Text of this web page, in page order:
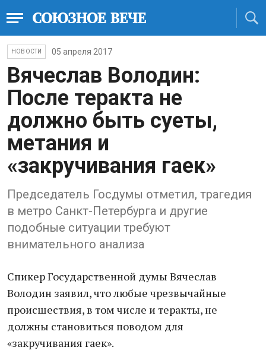
НОВОСТИ 05 апреля 2017
Вячеслав Володин:
После теракта не
должно быть суеты,
метания и
«закручивания гаек»
Председатель Госдумы отметил, трагедия
в метро Санкт-Петербурга и другие
подобные ситуации требуют
внимательного анализа
Спикер Государственной думы Вячеслав
Володин заявил, что любые чрезвычайные
происшествия, в том числе и теракты, не
должны становиться поводом для
«закручивания гаек».